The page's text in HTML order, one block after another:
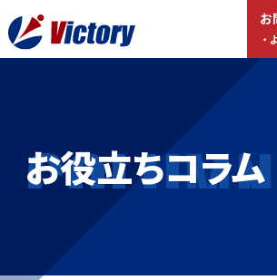
お
・
事業紹介
総合解体 / 解体事業
産業廃棄物収集/ 運搬
企業概要
最新情報
お役立ち
お役立ちコラム
COLUMN